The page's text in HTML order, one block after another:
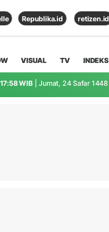
Republika.id retizen.id
VISUAL TV INDEKS
17:58 WIB | Jumat, 24 Safar 1448